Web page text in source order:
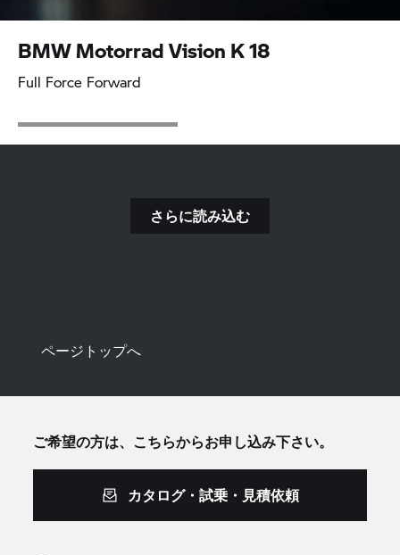
BMW Motorrad Vision K 18
Full Force Forward
さらに読み込む
ページトップへ
ご希望の方は、こちらからお申し込み下さい。
カタログ・試乗・見積依頼